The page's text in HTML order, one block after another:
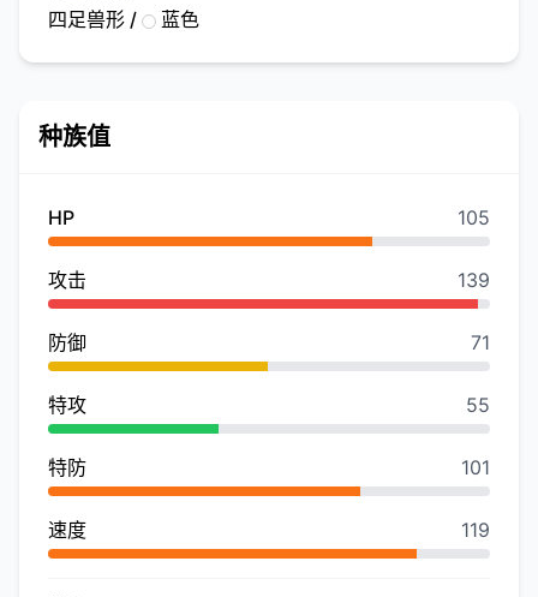
四足兽形 / 蓝色
种族值
HP 105
攻击 139
防御 71
特攻 55
特防 101
速度 119